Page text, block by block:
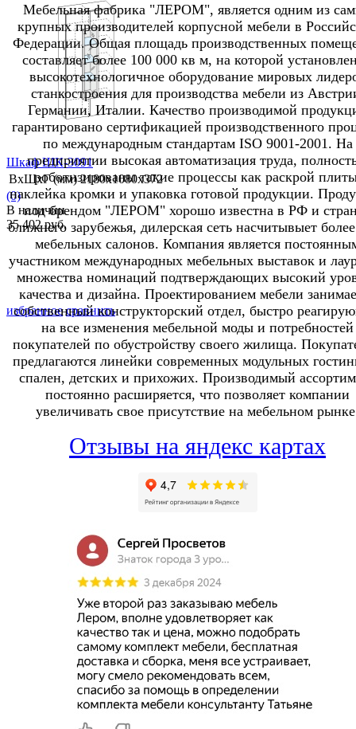
избранное сравнить
избранное сравнить
Шкаф ШК-3091
ВхШхГ (мм) 2180х1080х372
(0)
В наличии
35 402 руб.
Мебельная фабрика "ЛЕРОМ", является одним из
крупных производителей корпусной мебели в
Федерации. Общая площадь производственных
составляет более 100 000 кв м, на которой
высокотехнологичное оборудование мировых
станкостроения для производства мебели из
Германии, Италии. Качество производимой
гарантировано сертификацией производственного
по международным стандартам ISO 9001-2001. На
предприятии высокая автоматизация труда,
роботизированы такие процессы как раскрой
наклейка кромки и упаковка готовой продукции.
под брендом "ЛЕРОМ" хорошо известна в РФ и
ближнего зарубежья, дилерская сеть насчитывыет
мебельных салонов. Компания является
участником международных мебельных выставок и
множества номинаций подтверждающих высокий
качества и дизайна. Проектированием мебели
собственный конструкторский отдел, быстро
на все изменения мебельной моды и потребностей
покупателей по обустройству своего жилища.
предлагаются линейки современных модульных
спален, детских и прихожих. Производимый
постоянно расширяется, что позволяет компании
увеличивать свое присутствие на мебельном
Отзывы на яндекс картах